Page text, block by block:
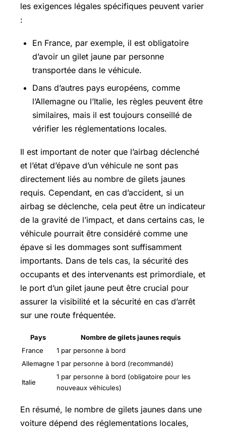
les exigences légales spécifiques peuvent varier
:
En France, par exemple, il est obligatoire
d’avoir un gilet jaune par personne
transportée dans le véhicule.
Dans d’autres pays européens, comme
l’Allemagne ou l’Italie, les règles peuvent être
similaires, mais il est toujours conseillé de
vérifier les réglementations locales.
Il est important de noter que l’airbag déclenché
et l’état d’épave d’un véhicule ne sont pas
directement liés au nombre de gilets jaunes
requis. Cependant, en cas d’accident, si un
airbag se déclenche, cela peut être un indicateur
de la gravité de l’impact, et dans certains cas, le
véhicule pourrait être considéré comme une
épave si les dommages sont suffisamment
importants. Dans de tels cas, la sécurité des
occupants et des intervenants est primordiale, et
le port d’un gilet jaune peut être crucial pour
assurer la visibilité et la sécurité en cas d’arrêt
sur une route fréquentée.
Pays
Nombre de gilets jaunes requis
France
1 par personne à bord
Allemagne 1 par personne à bord (recommandé)
Italie
1 par personne à bord (obligatoire pour les
nouveaux véhicules)
En résumé, le nombre de gilets jaunes dans une
voiture dépend des réglementations locales,